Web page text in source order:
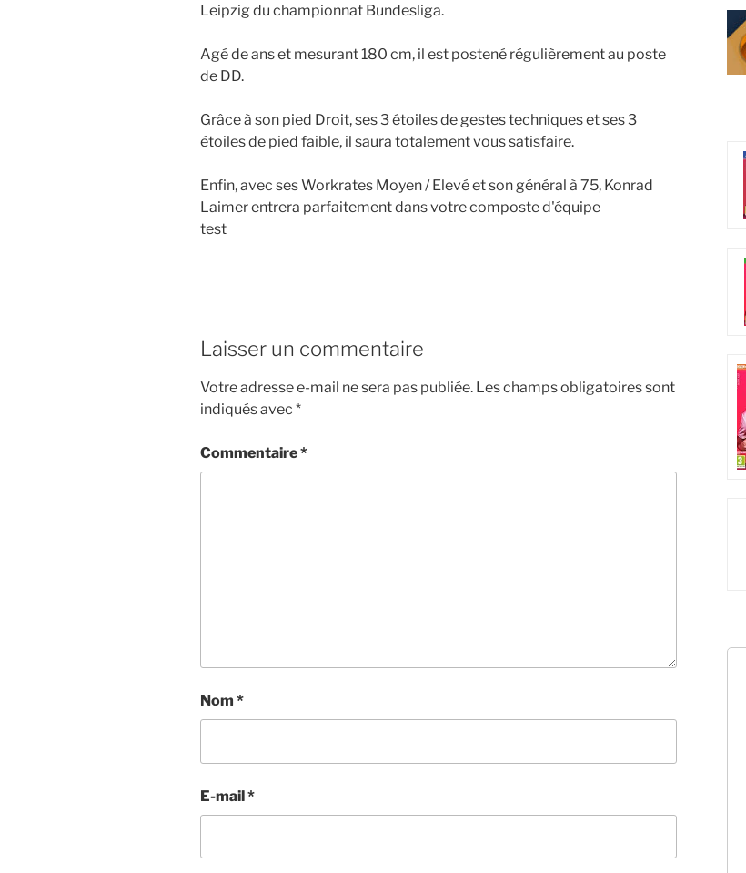
Leipzig du championnat Bundesliga.
Agé de ans et mesurant 180 cm, il est postené régulièrement au poste
de DD.
Grâce à son pied Droit, ses 3 étoiles de gestes techniques et ses 3
étoiles de pied faible, il saura totalement vous satisfaire.
Enfin, avec ses Workrates Moyen / Elevé et son général à 75, Konrad
Laimer entrera parfaitement dans votre composte d'équipe
test
Laisser un commentaire
Votre adresse e-mail ne sera pas publiée. Les champs obligatoires sont
indiqués avec *
Commentaire*
Nom *
E-mail*